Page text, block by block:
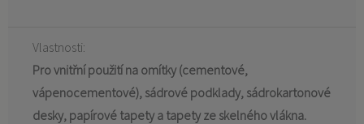
Vlastnosti:
Pro vnitřní použití na omítky (cementové,
vápenocementové), sádrové podklady, sádrokartonové
desky, papírové tapety a tapety ze skelného vlákna.